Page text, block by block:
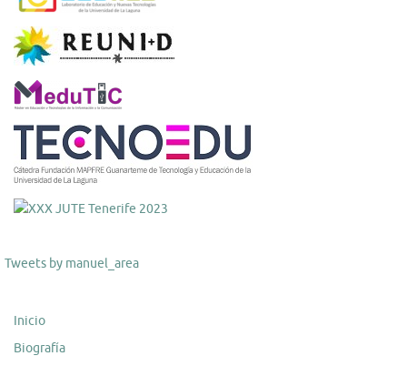
Tweets by manuel_area
Inicio
Biografía